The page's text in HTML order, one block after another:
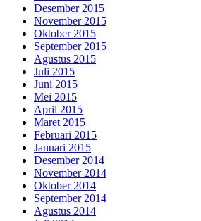
Desember 2015
November 2015
Oktober 2015
September 2015
Agustus 2015
Juli 2015
Juni 2015
Mei 2015
April 2015
Maret 2015
Februari 2015
Januari 2015
Desember 2014
November 2014
Oktober 2014
September 2014
Agustus 2014